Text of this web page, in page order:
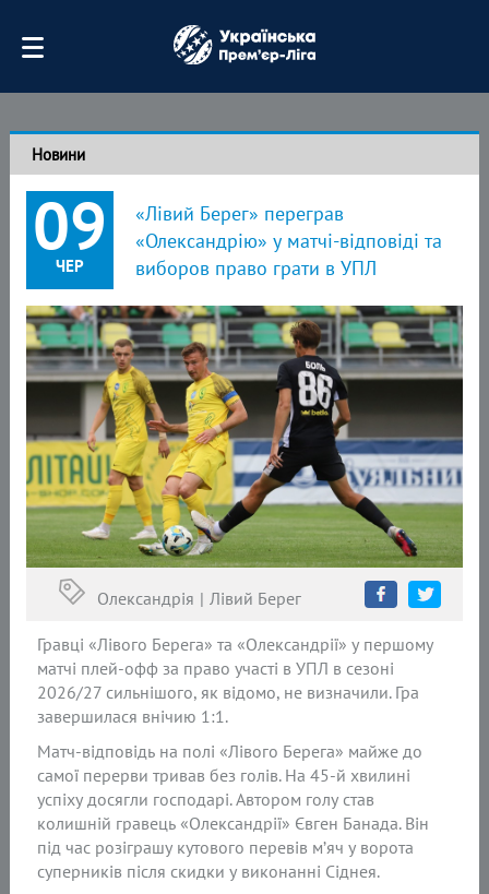
Новини
09
ЧЕР
«Лівий Берег» переграв
«Олександрію» у матчі-відповіді та
виборов право грати в УПЛ
Олександрія Лівий Берег
Гравці «Лівого Берега» та «Олександрії» у першому
матчі плей-офф за право участі в УПЛ в сезоні
2026/27 сильнішого, як відомо, не визначили. Гра
завершилася внічию 1:1.
Матч-відповідь на полі «Лівого Берега» майже до
самої перерви тривав без голів. На 45-й хвилині
успіху досягли господарі. Автором голу став
колишній гравець «Олександрії» Євген Банада. Він
під час розіграшу кутового перевів м’яч у ворота
суперників після скидки у виконанні Сіднея.